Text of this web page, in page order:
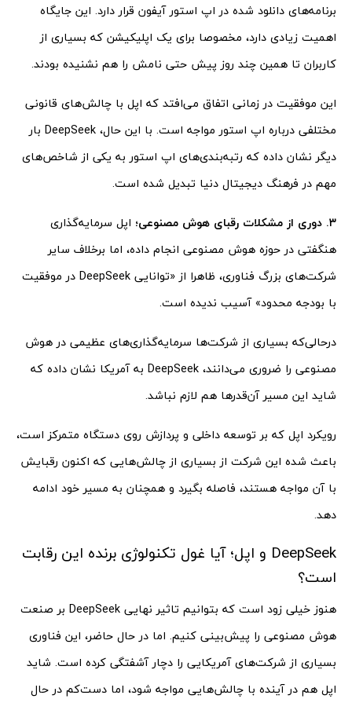
برنامه‌های دانلود شده در اپ استور آیفون قرار دارد. این جایگاه
اهمیت زیادی دارد، مخصوصا برای یک اپلیکیشن که بسیاری از
کاربران تا همین چند روز پیش حتی نامش را هم نشنیده بودند.
این موفقیت در زمانی اتفاق می‌افتد که اپل با چالش‌های قانونی
مختلفی درباره اپ استور مواجه است. با این حال، DeepSeek بار
دیگر نشان داده که رتبه‌بندی‌های اپ استور به یکی از شاخص‌های
مهم در فرهنگ دیجیتال دنیا تبدیل شده است.
۳. دوری از مشکلات رقبای هوش مصنوعی؛ اپل سرمایه‌گذاری
هنگفتی در حوزه هوش مصنوعی انجام داده، اما برخلاف سایر
شرکت‌های بزرگ فناوری، ظاهرا از «توانایی DeepSeek در موفقیت
با بودجه محدود» آسیب ندیده است.
درحالی‌که بسیاری از شرکت‌ها سرمایه‌گذاری‌های عظیمی در هوش
مصنوعی را ضروری می‌دانند، DeepSeek به آمریکا نشان داده که
شاید این مسیر آن‌قدرها هم لازم نباشد.
رویکرد اپل که بر توسعه داخلی و پردازش روی دستگاه متمرکز است،
باعث شده این شرکت از بسیاری از چالش‌هایی که اکنون رقبایش
با آن مواجه هستند، فاصله بگیرد و همچنان به مسیر خود ادامه
دهد.
DeepSeek و اپل؛ آیا غول تکنولوژی برنده این رقابت
است؟
هنوز خیلی زود است که بتوانیم تاثیر نهایی DeepSeek بر صنعت
هوش مصنوعی را پیش‌بینی کنیم. اما در حال حاضر، این فناوری
بسیاری از شرکت‌های آمریکایی را دچار آشفتگی کرده است. شاید
اپل هم در آینده با چالش‌هایی مواجه شود، اما دست‌کم در حال